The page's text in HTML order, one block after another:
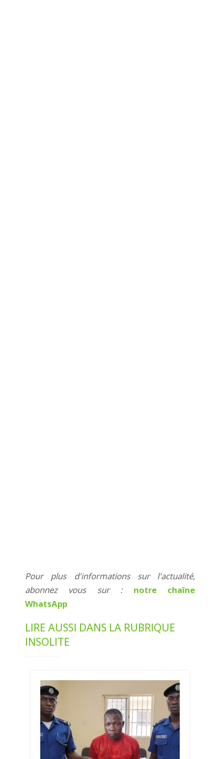
Pour plus d'informations sur l'actualité,
abonnez vous sur : notre chaîne
WhatsApp
LIRE AUSSI DANS LA RUBRIQUE
INSOLITE